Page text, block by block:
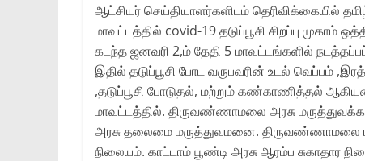
ஆட்சியர் செய்தியாளர்களிடம் தெரிவிக்கையில்
மாவட்டத்தில் covid-19 தடுப்பூசி சிறப்பு முகாம்
கடந்த ஜனவரி 2,ம் தேதி 5 மாவட்டங்களில்
இதில் தடுப்பூசி போட வருபவரின் உடல் வெப்பம்
,தடுப்பூசி போடுதல், மற்றும் கண்காணித்தல்
மாவட்டத்தில். திருவண்ணாமலை அரசு
அரசு தலைமை மருத்துவமனை. திருவண்ணாமலை
நிலையம். காட்டாம் பூண்டி அரசு ஆரம்ப சுகாதார